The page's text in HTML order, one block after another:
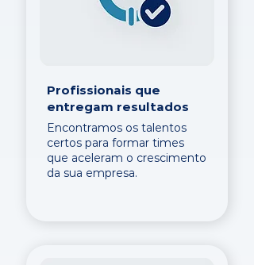
Profissionais que
entregam resultados
Encontramos os talentos
certos para formar times
que aceleram o crescimento
da sua empresa.